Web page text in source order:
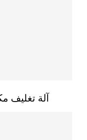
آلة تغليف